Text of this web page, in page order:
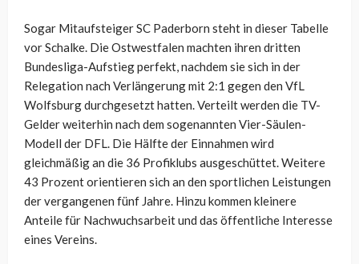
Sogar Mitaufsteiger SC Paderborn steht in dieser Tabelle
vor Schalke. Die Ostwestfalen machten ihren dritten
Bundesliga-Aufstieg perfekt, nachdem sie sich in der
Relegation nach Verlängerung mit 2:1 gegen den VfL
Wolfsburg durchgesetzt hatten. Verteilt werden die TV-
Gelder weiterhin nach dem sogenannten Vier-Säulen-
Modell der DFL. Die Hälfte der Einnahmen wird
gleichmäßig an die 36 Profiklubs ausgeschüttet. Weitere
43 Prozent orientieren sich an den sportlichen Leistungen
der vergangenen fünf Jahre. Hinzu kommen kleinere
Anteile für Nachwuchsarbeit und das öffentliche Interesse
eines Vereins.